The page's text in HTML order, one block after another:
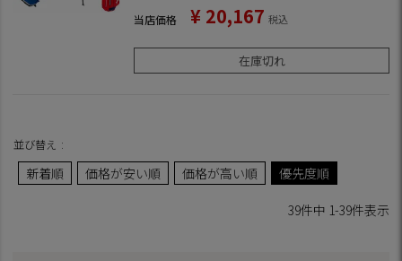
当店価格 ¥ 20,167 税込
在庫切れ
並び替え
新着順 価格が安い順 価格が高い順 優先度順
39件中 1-39件表示